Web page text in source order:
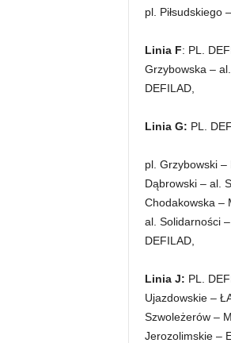
pl. Piłsudskiego
Linia F: PL.
Grzybowska –
DEFILAD,
Linia G: PL.
pl. Grzybowski –
Dąbrowski – al.
Chodakowska –
al. Solidarności
DEFILAD,
Linia J: PL.
Ujazdowskie –
Szwoleżerów –
Jerozolimskie –